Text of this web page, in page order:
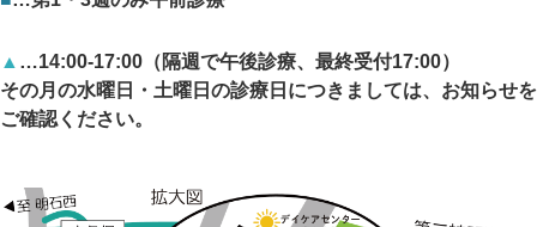
▲ …14:00-17:00（隔週で午後診療、最終受付17:00）
その月の水曜日・土曜日の診療日につきましては、 お知らせを
ご確認ください。